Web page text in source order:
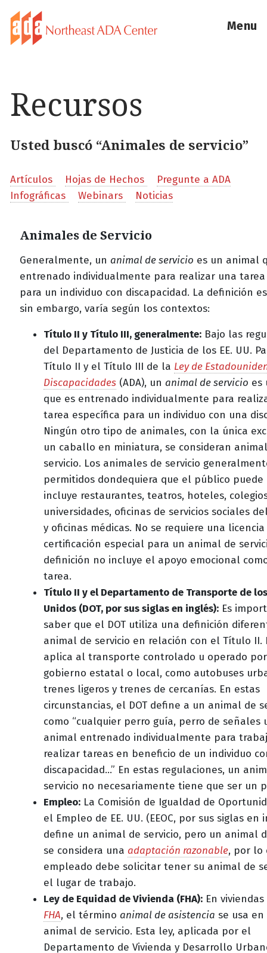
Menu
Recursos
Usted buscó “Animales de servicio”
Artículos Hojas de Hechos
Pregunte a ADA
Infográficas
Webinars Noticias
Animales de Servicio
Generalmente, un animal de servicio es un animal
entrenado individualmente para realizar una tarea
para un individuo con discapacidad. La definición
sin embargo, varía según los contextos:
Título II y Título III, generalmente: Bajo las
del Departamento de Justicia de los EE. UU.
Título II y el Título III de la Ley de
Discapacidades (ADA), un animal de servicio es
que es entrenado individualmente para
tarea específica para un individuo con una
Ningún otro tipo de animales, con la única
un caballo en miniatura, se consideran
servicio. Los animales de servicio
permitidos dondequiera que el público puede
incluye restaurantes, teatros, hoteles,
universidades, oficinas de servicios sociales
y oficinas médicas. No se requiere una licencia
certificación especial para un animal de
definición no incluye el apoyo emocional
tarea.
Título II y el Departamento de Transporte de
Unidos (DOT, por sus siglas en inglés): Es
saber que el DOT utiliza una definición
animal de servicio en relación con el Título II.
aplica al transporte controlado u operado
gobierno estatal o local, como autobuses
trenes ligeros y trenes de cercanías. En estas
circunstancias, el DOT define a un animal de
como “cualquier perro guía, perro de señales
animal entrenado individualmente para
realizar tareas en beneficio de un individuo
discapacidad...” En estas regulaciones, un
servicio no necesariamente tiene que ser un
Empleo: La Comisión de Igualdad de
el Empleo de EE. UU. (EEOC, por sus siglas en
define un animal de servicio, pero un animal
se considera una adaptación razonable, por lo
empleado debe solicitar tener su animal de
el lugar de trabajo.
Ley de Equidad de Vivienda (FHA): En
FHA, el término animal de asistencia se usa
animal de servicio. Esta ley, aplicada por el
Departamento de Vivienda y Desarrollo